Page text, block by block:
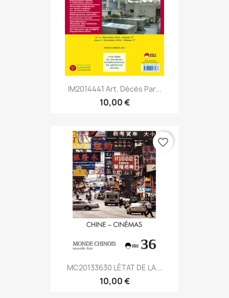
IM2014441 Art. Décès Par...
10,00 €
MC20133630 LÉTAT DE LA...
10,00 €
favorite_border